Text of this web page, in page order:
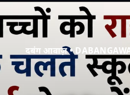
दबंग आवाज़ •